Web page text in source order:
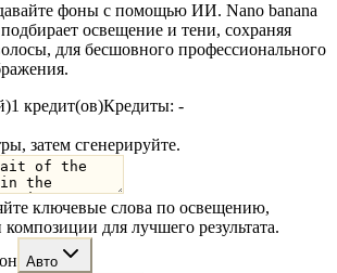
фоны с помощью ИИ. Nano banana
освещение и тени, сохраняя
для бесшовного профессионального
1 кредит(ов)Кредиты: -
затем сгенерируйте.
ключевые слова по освещению,
для лучшего результата.
Авто